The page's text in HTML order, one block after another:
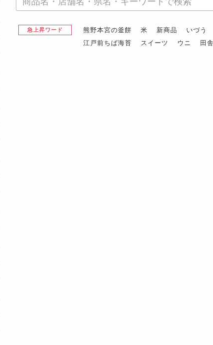
急上昇ワード 熊野本宮の釜餅 米 新商品 いづう
江戸前ちば海苔
スイーツ ウニ 田